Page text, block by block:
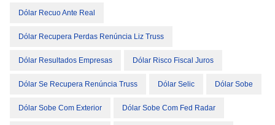
Dólar Recuo Ante Real
Dólar Recupera Perdas Renúncia Liz Truss
Dólar Resultados Empresas Dólar Risco Fiscal Juros
Dólar Se Recupera Renúncia Truss Dólar Selic Dólar Sobe
Dólar Sobe Com Exterior Dólar Sobe Com Fed Radar